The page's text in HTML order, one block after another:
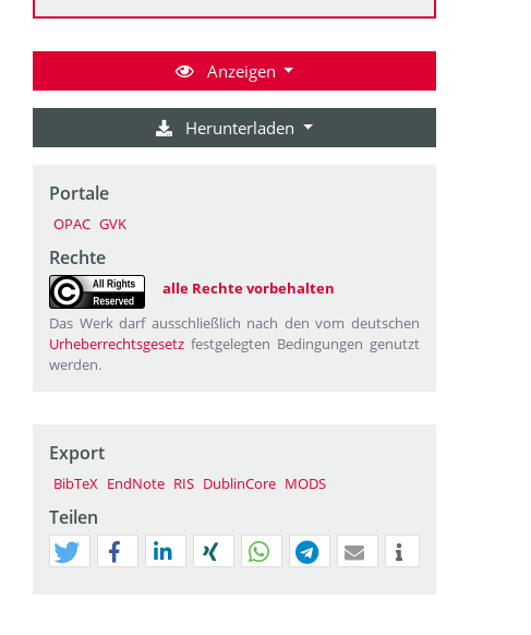
Anzeigen
Herunterladen
Portale
OPAC GVK
Rechte
alle Rechte vorbehalten
Das Werk darf ausschließlich nach den vom deutschen
Urheberrechtsgesetz festgelegten Bedingungen genutzt
werden.
Export
BibTeX EndNote RIS DublinCore MODS
Teilen